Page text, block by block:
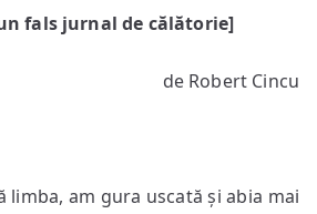
fals jurnal de călătorie]
de Robert Cincu
limba, am gura uscată și abia mai